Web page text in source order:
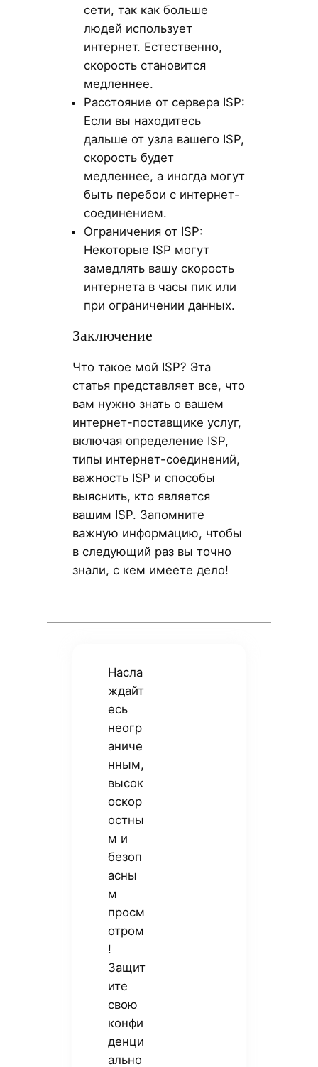
сети, так как больше
людей использует
интернет. Естественно,
скорость становится
медленнее.
Расстояние от сервера ISP:
Если вы находитесь
дальше от узла вашего ISP,
скорость будет
медленнее, а иногда могут
быть перебои с интернет-
соединением.
Ограничения от ISP:
Некоторые ISP могут
замедлять вашу скорость
интернета в часы пик или
при ограничении данных.
Заключение
Что такое мой ISP? Эта
статья представляет все, что
вам нужно знать о вашем
интернет-поставщике услуг,
включая определение ISP,
типы интернет-соединений,
важность ISP и способы
выяснить, кто является
вашим ISP. Запомните
важную информацию, чтобы
в следующий раз вы точно
знали, с кем имеете дело!
Насла
ждайт
есь
неогр
аниче
нным,
высок
оскор
остны
м и
безоп
асны
м
просм
отром
!
Защит
ите
свою
конфи
денци
ально